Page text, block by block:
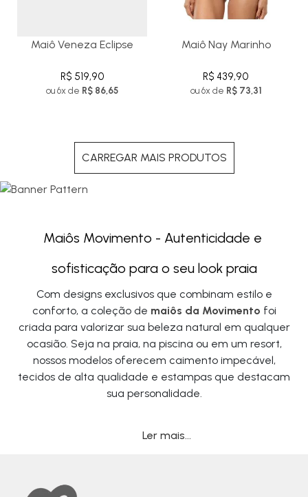
Maiô Veneza Eclipse
R$ 519,90
ou 6x de R$ 86,65
Maiô Nay Marinho
R$ 439,90
ou 6x de R$ 73,31
CARREGAR MAIS PRODUTOS
Maiôs Movimento - Autenticidade e
sofisticação para o seu look praia
Com designs exclusivos que combinam estilo e
conforto, a coleção de maiôs da Movimento foi
criada para valorizar sua beleza natural em qualquer
ocasião. Seja na praia, na piscina ou em um resort,
nossos modelos oferecem caimento impecável,
tecidos de alta qualidade e estampas que destacam
sua personalidade.
Ler mais...